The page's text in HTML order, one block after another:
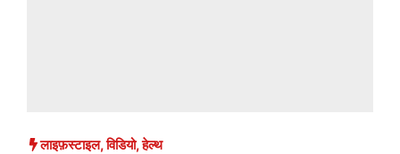
लाइफ़स्टाइल,विडियो,हेल्थ